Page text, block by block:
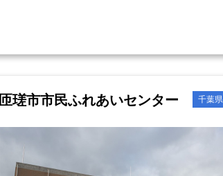
匝瑳市市民ふれあいセンター 千葉県